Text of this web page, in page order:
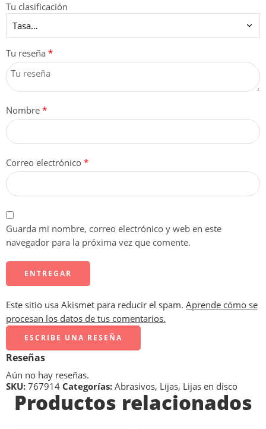
Tu clasificación
Tu reseña *
Nombre *
Correo electrónico *
Guarda mi nombre, correo electrónico y web en este
navegador para la próxima vez que comente.
Este sitio usa Akismet para reducir el spam. Aprende cómo se
procesan los datos de tus comentarios.
ESCRIBE UNA RESEÑA
Reseñas
Aún no hay reseñas.
SKU: 767914 Categorías: Abrasivos, Lijas, Lijas en disco
Productos relacionados